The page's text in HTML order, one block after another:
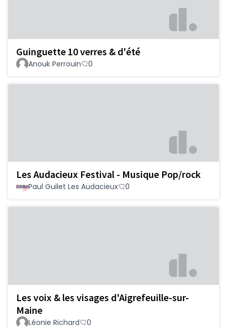
Guinguette 10 verres & d'été
Anouk Perrouin 0
Les Audacieux Festival - Musique Pop/rock
Paul Guilet Les Audacieux 0
Les voix & les visages d'Aigrefeuille-sur-
Maine
Léonie Richard 0